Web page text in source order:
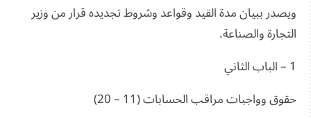
ويصدر ببيان مدة القيد وقواعد وشروط تجديده قرار من وزير
التجارة والصناعة.
1 – الباب الثاني
حقوق وواجبات مراقب الحسابات (11 – 20)